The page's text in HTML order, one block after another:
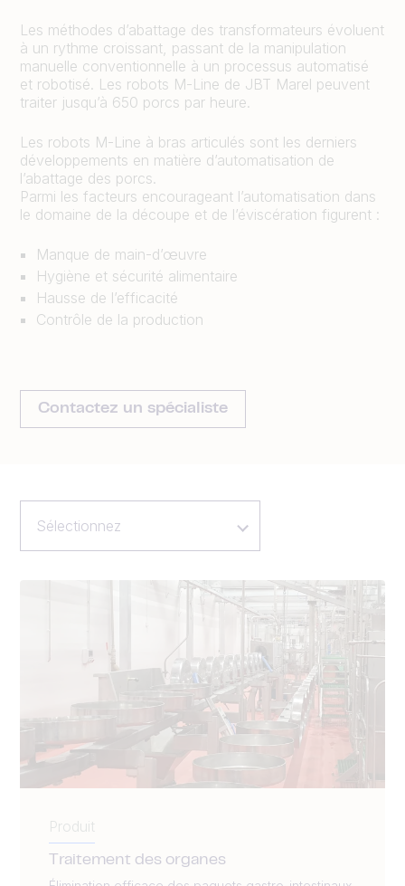
Les méthodes d’abattage des transformateurs évoluent
à un rythme croissant, passant de la manipulation
manuelle conventionnelle à un processus automatisé
et robotisé. Les robots M-Line de JBT Marel peuvent
traiter jusqu’à 650 porcs par heure.
Les robots M-Line à bras articulés sont les derniers
développements en matière d’automatisation de
l’abattage des porcs.
Parmi les facteurs encourageant l’automatisation dans
le domaine de la découpe et de l’éviscération figurent :
Manque de main-d’œuvre
Hygiène et sécurité alimentaire
Hausse de l’efficacité
Contrôle de la production
Contactez un spécialiste
Sélectionnez
Produit
Traitement des organes